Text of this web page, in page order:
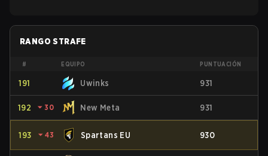
RANGO STRAFE
# EQUIPO PUNTUACIÓN
191 Uwinks 931
192 ⏷ 30 New Meta 931
193 ⏷ 43 Spartans EU 930